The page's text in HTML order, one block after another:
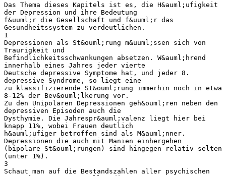
Das Thema dieses Kapitels ist es, die H&auml;ufigkeit
der Depression und ihre Bedeutung
f&uuml;r die Gesellschaft und f&uuml;r das
Gesundheitssystem zu verdeutlichen.
1
Depressionen als St&ouml;rung m&uuml;ssen sich von
Traurigkeit und
Befindlichkeitsschwankungen absetzen. W&auml;hrend
innerhalb eines Jahres jeder vierte
Deutsche depressive Symptome hat, und jeder 8.
depressive Syndrome, so liegt eine
zu klassifizierende St&ouml;rung immerhin noch in etwa
8-12% der Bev&ouml;lkerung vor.
Zu den Unipolaren Depressionen geh&ouml;ren neben den
depressiven Episoden auch die
Dysthymie. Die Jahrespr&auml;valenz liegt hier bei
knapp 11%, wobei Frauen deutlich
h&auml;ufiger betroffen sind als M&auml;nner.
Depressionen die auch mit Manien einhergehen
(bipolare St&ouml;rungen) sind hingegen relativ selten
(unter 1%).
3
Schaut man auf die Bestandszahlen aller psychischen